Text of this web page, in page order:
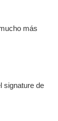
más
signature de